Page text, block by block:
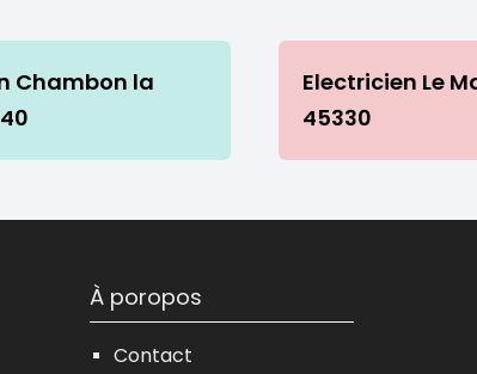
Chambon la
Electricien Le
45330
À poropos
Contact